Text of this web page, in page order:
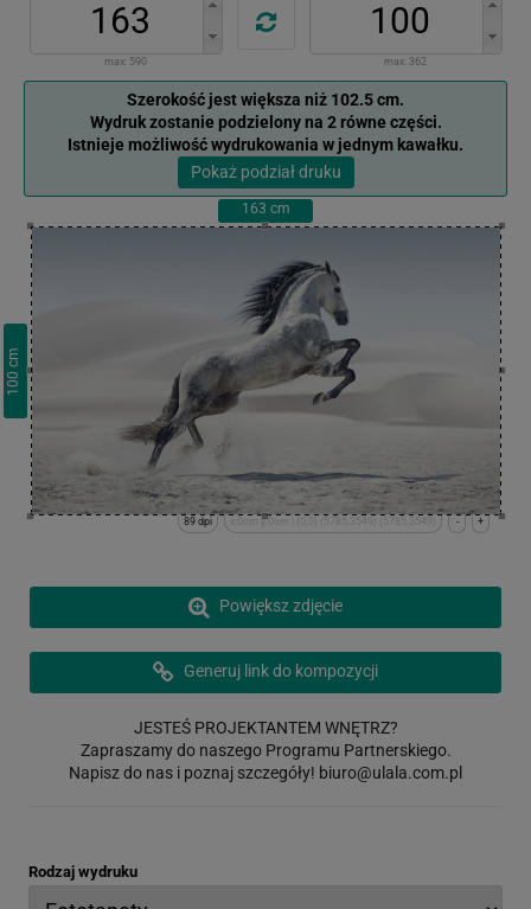
max: 590 max: 362
Szerokość jest większa niż 102.5 cm.
Wydruk zostanie podzielony na 2 równe części.
Istnieje możliwość wydrukowania w jednym kawałku.
Pokaż podział druku
163 cm
100
cm
+
-
x:0cm y:0cm | (0,0) (5785,3549) (5785,3549)
89 dpi
Powiększ zdjęcie
Generuj link do kompozycji
JESTEŚ PROJEKTANTEM WNĘTRZ?
Zapraszamy do naszego Programu Partnerskiego.
Napisz do nas i poznaj szczegóły! biuro@ulala.com.pl
Rodzaj wydruku